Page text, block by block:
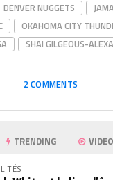
DENVER NUGGETS
OKAHOMA CITY
SHAI GILGEOUS-
2 COMMENTS
TRENDING